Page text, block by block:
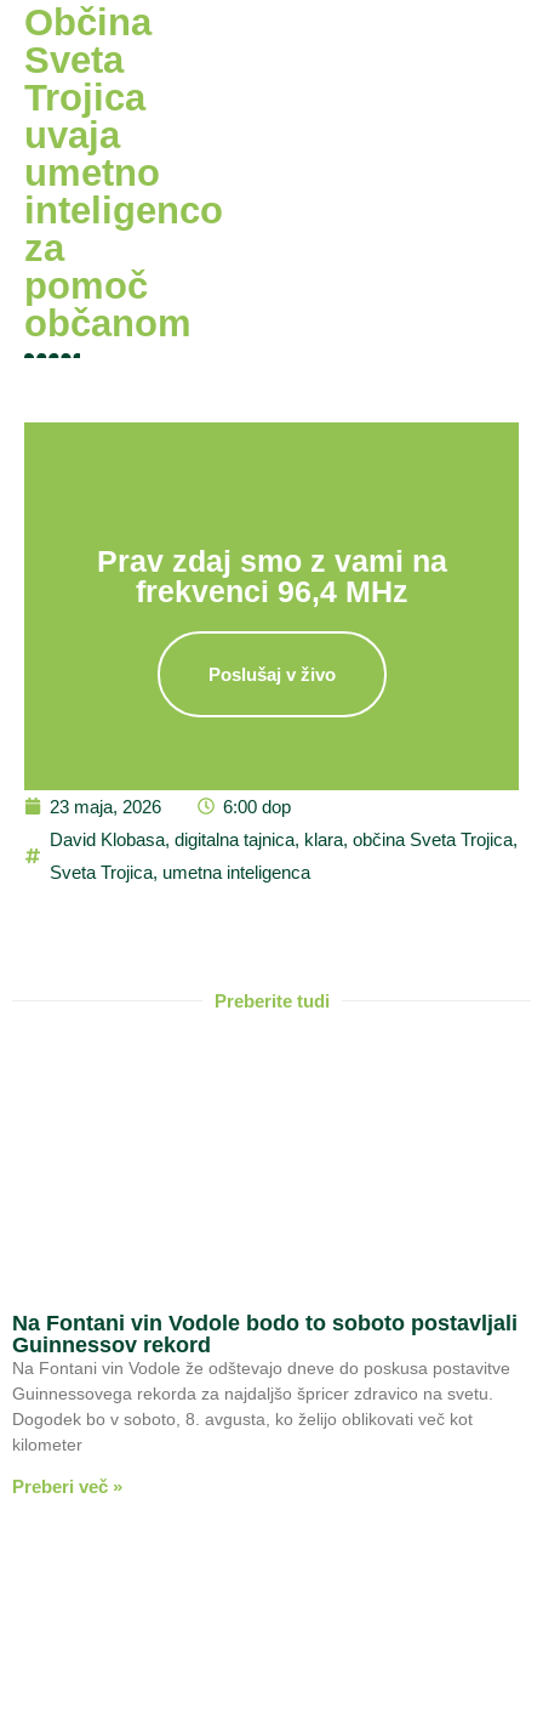
Občina
Sveta
Trojica
uvaja
umetno
inteligenco
za
pomoč
občanom
Prav zdaj smo z vami na
frekvenci 96,4 MHz
Poslušaj v živo
23 maja, 2026
6:00 dop
David Klobasa, digitalna tajnica, klara, občina Sveta Trojica,
Sveta Trojica, umetna inteligenca
Preberite tudi
Na Fontani vin Vodole bodo to soboto postavljali
Guinnessov rekord
Na Fontani vin Vodole že odštevajo dneve do poskusa postavitve
Guinnessovega rekorda za najdaljšo špricer zdravico na svetu.
Dogodek bo v soboto, 8. avgusta, ko želijo oblikovati več kot
kilometer
Preberi več »